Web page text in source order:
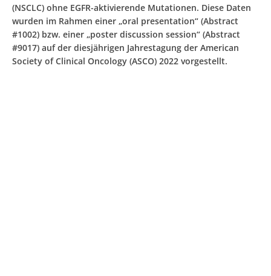
(NSCLC) ohne EGFR-aktivierende Mutationen. Diese Daten
wurden im Rahmen einer „oral presentation“ (Abstract
#1002) bzw. einer „poster discussion session“ (Abstract
#9017) auf der diesjährigen Jahrestagung der American
Society of Clinical Oncology (ASCO) 2022 vorgestellt.